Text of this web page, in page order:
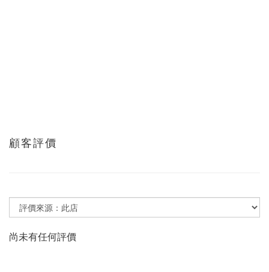
顧客評價
尚未有任何評價